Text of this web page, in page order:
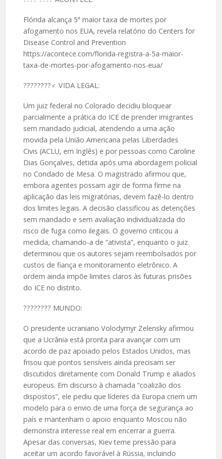
Flórida alcança 5ª maior taxa de mortes por
afogamento nos EUA, revela relatório do Centers for
Disease Control and Prevention
https://acontece.com/florida-registra-a-5a-maior-
taxa-de-mortes-por-afogamento-nos-eua/
????️????‍♂️ VIDA LEGAL:
Um juiz federal no Colorado decidiu bloquear
parcialmente a prática do ICE de prender imigrantes
sem mandado judicial, atendendo a uma ação
movida pela União Americana pelas Liberdades
Civis (ACLU, em Inglês) e por pessoas como Caroline
Dias Gonçalves, detida após uma abordagem policial
no Condado de Mesa. O magistrado afirmou que,
embora agentes possam agir de forma firme na
aplicação das leis migratórias, devem fazê-lo dentro
dos limites legais. A decisão classificou as detenções
sem mandado e sem avaliação individualizada do
risco de fuga como ilegais. O governo criticou a
medida, chamando-a de “ativista”, enquanto o juiz
determinou que os autores sejam reembolsados por
custos de fiança e monitoramento eletrônico. A
ordem ainda impõe limites claros às futuras prisões
do ICE no distrito.
????️???? MUNDO:
O presidente ucraniano Volodymyr Zelensky afirmou
que a Ucrânia está pronta para avançar com um
acordo de paz apoiado pelos Estados Unidos, mas
frisou que pontos sensíveis ainda precisam ser
discutidos diretamente com Donald Trump e aliados
europeus. Em discurso à chamada “coalizão dos
dispostos”, ele pediu que líderes da Europa criem um
modelo para o envio de uma força de segurança ao
país e mantenham o apoio enquanto Moscou não
demonstra interesse real em encerrar a guerra.
Apesar das conversas, Kiev teme pressão para
aceitar um acordo favorável à Rússia, incluindo